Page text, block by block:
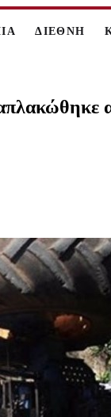
ΔΙΕΘΝΗ